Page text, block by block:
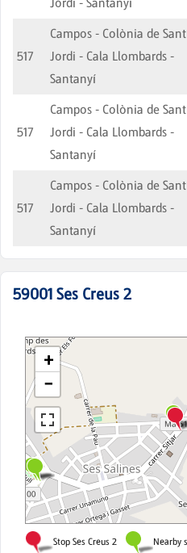
517
Campos - Colònia de Sant
Jordi - Cala Llombards -
Santanyí
517
Campos - Colònia de Sant
Jordi - Cala Llombards -
Santanyí
517
Campos - Colònia de Sant
Jordi - Cala Llombards -
Santanyí
59001 Ses Creus 2